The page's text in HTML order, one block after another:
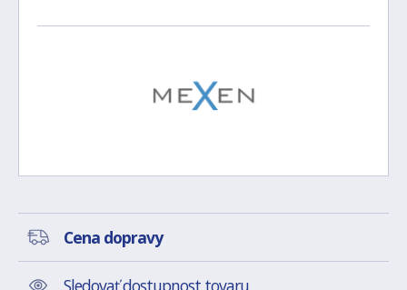
Cena dopravy
Sledovať dostupnost tovaru